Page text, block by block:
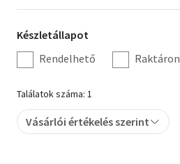
Hobbi, szabadidő
Irodalom
Művészet
Szakkönyv
szűrés
Készletállapot
szűrés
Készletállapot
Rendelhető
Raktáron
Találatok száma: 1
Vásárlói értékelés szerint